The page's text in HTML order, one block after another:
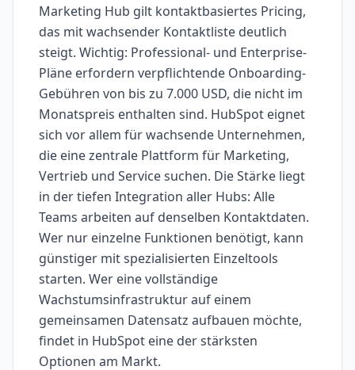
Marketing Hub gilt kontaktbasiertes Pricing,
das mit wachsender Kontaktliste deutlich
steigt. Wichtig: Professional- und Enterprise-
Pläne erfordern verpflichtende Onboarding-
Gebühren von bis zu 7.000 USD, die nicht im
Monatspreis enthalten sind. HubSpot eignet
sich vor allem für wachsende Unternehmen,
die eine zentrale Plattform für Marketing,
Vertrieb und Service suchen. Die Stärke liegt
in der tiefen Integration aller Hubs: Alle
Teams arbeiten auf denselben Kontaktdaten.
Wer nur einzelne Funktionen benötigt, kann
günstiger mit spezialisierten Einzeltools
starten. Wer eine vollständige
Wachstumsinfrastruktur auf einem
gemeinsamen Datensatz aufbauen möchte,
findet in HubSpot eine der stärksten
Optionen am Markt.